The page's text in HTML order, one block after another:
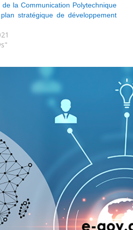
de la Communication Polytechnique
stratégique de développement